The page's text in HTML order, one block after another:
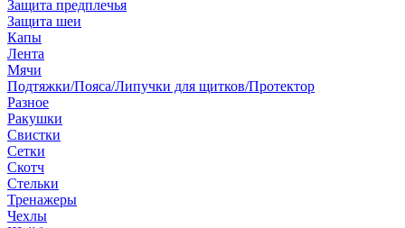
Защита предплечья
Защита шеи
Капы
Лента
Мячи
Подтяжки/Пояса/Липучки для щитков/Протектор
Разное
Ракушки
Свистки
Сетки
Скотч
Стельки
Тренажеры
Чехлы